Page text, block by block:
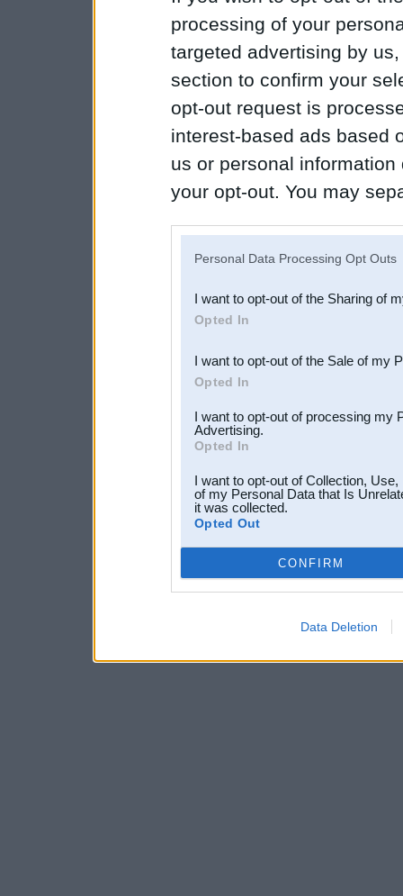
processing of your
targeted advertising by
section to confirm your
opt-out request is
interest-based ads based
us or personal
your opt-out. You may
Downstream Participants
third parties.
Personal Data Processing Opt Outs
I want to opt-out of the Sharing of
Opted In
I want to opt-out of the Sale of my
Opted In
I want to opt-out of processing my
Advertising.
Opted In
I want to opt-out of Collection,
of my Personal Data that Is
it was collected.
Opted Out
CONFIRM
Data Deletion